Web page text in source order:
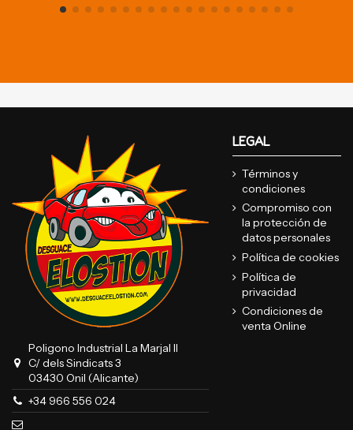
Poligono Industrial La Marjal II
C/ dels Sindicats 3
03430 Onil (Alicante)
+34 966 556 024
LEGAL
Términos y
condiciones
Compromiso con
la protección de
datos personales
Política de cookies
Política de
privacidad
Condiciones de
venta Online